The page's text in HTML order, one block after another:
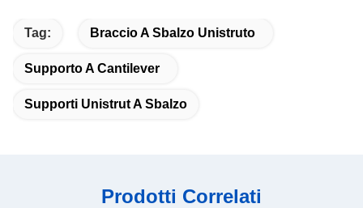
Tag: Braccio A Sbalzo Unistruto
Supporto A Cantilever
Supporti Unistrut A Sbalzo
Prodotti Correlati